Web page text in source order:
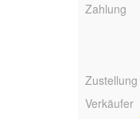
Zahlung
Zustellung
Verkäufer